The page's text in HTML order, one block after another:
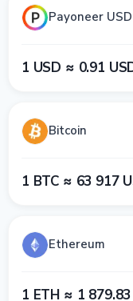
Payoneer USD
1 USD ≈ 0.91
Bitcoin
1 BTC ≈ 63 917
Ethereum
1 ETH ≈ 1